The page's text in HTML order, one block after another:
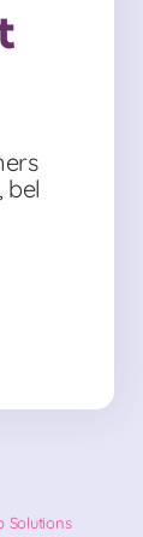
bel
Solutions